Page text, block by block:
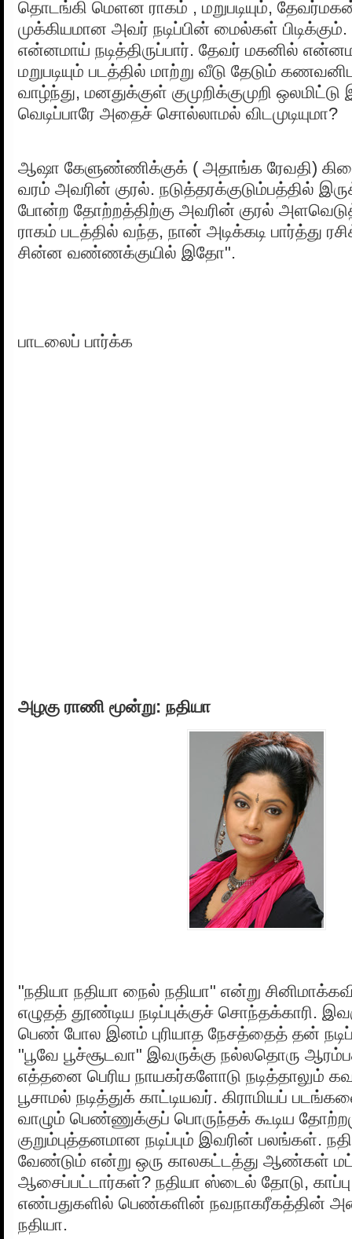
தொடங்கி மெளன ராகம் , மறுபடியும்,
முக்கியமான அவர் நடிப்பின் மைல்கள்
என்னமாய் நடித்திருப்பார். தேவர் மகனில்
மறுபடியும் படத்தில் மாற்று வீடு தேடும்
வாழ்ந்து, மனதுக்குள் குமுறிக்குமுறி ஒலமிட்டு
வெடிப்பாரே அதைச் சொல்லாமல் விடமுடியுமா?
ஆஷா கேளுண்ணிக்குக் ( அதாங்க ரேவதி)
வரம் அவரின் குரல். நடுத்தரக்குடும்பத்தில்
போன்ற தோற்றத்திற்கு அவரின் குரல்
ராகம் படத்தில் வந்த, நான் அடிக்கடி பார்த்து
சின்ன வண்ணக்குயில் இதோ".
பாடலைப் பார்க்க
அழகு ராணி மூன்று: நதியா
"நதியா நதியா நைல் நதியா" என்று
எழுதத் தூண்டிய நடிப்புக்குச் சொந்தக்காரி.
பெண் போல இனம் புரியாத நேசத்தைத் தன்
"பூவே பூச்சூடவா" இவருக்கு நல்லதொரு
எத்தனை பெரிய நாயகர்களோடு நடித்தாலும்
பூசாமல் நடித்துக் காட்டியவர். கிராமியப்
வாழும் பெண்ணுக்குப் பொருந்தக் கூடிய
குறும்புத்தனமான நடிப்பும் இவரின் பலங்கள்.
வேண்டும் என்று ஒரு காலகட்டத்து ஆண்கள்
ஆசைப்பட்டார்கள்? நதியா ஸ்டைல் தோடு,
எண்பதுகளில் பெண்களின் நவநாகரீகத்தின்
நதியா.